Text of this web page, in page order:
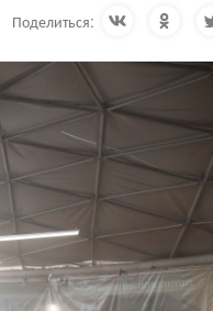
Поделиться: